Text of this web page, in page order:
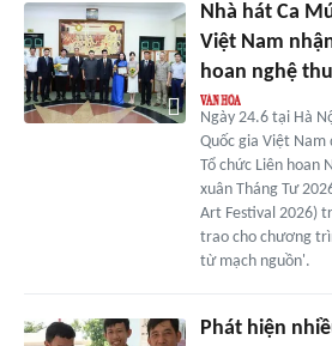
Nhà hát Ca
Việt Nam
hoan nghệ
Ngày 24.6 tại Hà
Quốc gia Việt Nam
Tổ chức Liên hoan
xuân Tháng Tư
Art Festival 2026)
trao cho chương
từ mạch nguồn'.
Phát hiện